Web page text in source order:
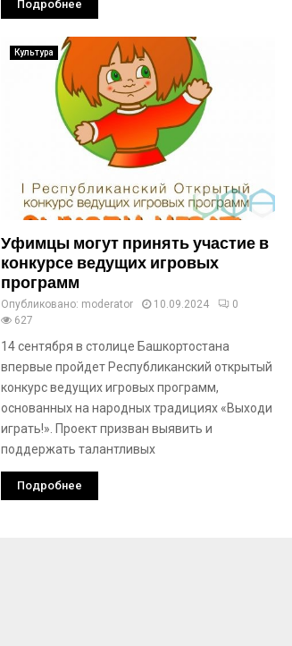
Подробнее
Культура
Уфимцы могут принять участие в
конкурсе ведущих игровых
программ
Опубликовано: moderator 10.09.2024
0
627
14 сентября в столице Башкортостана
впервые пройдет Республиканский открытый
конкурс ведущих игровых программ,
основанных на народных традициях «Выходи
играть!». Проект призван выявить и
поддержать талантливых
Подробнее